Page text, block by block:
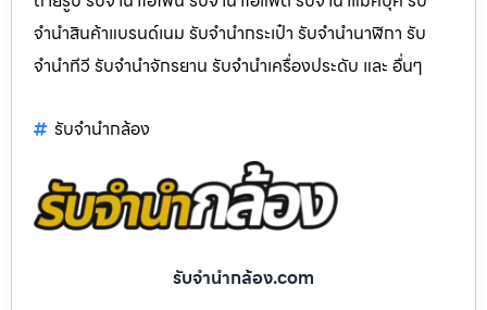
จํานําสินค้าแบรนด์เนม รับจํานํากระเป๋า รับจํานํานาฬิกา รับ
จํานําทีวี รับจํานําจักรยาน รับจํานําเครื่องประดับ และ อื่นๆ
รับจํานํากล้อง
รับจํานํากล้อง.com